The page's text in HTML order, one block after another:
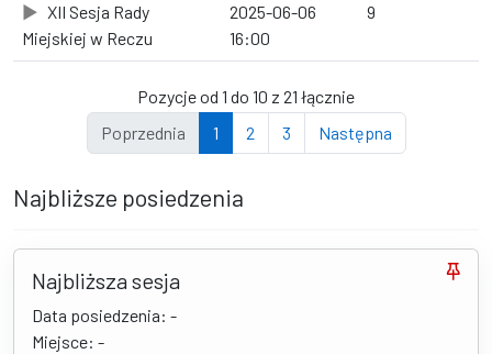
XII Sesja Rady
Miejskiej w Reczu
2025-06-06
16:00
9
Pozycje od 1 do 10 z 21 łącznie
Poprzednia
1 2 3 Następna
Najbliższe posiedzenia
Najbliższa sesja
Data posiedzenia: -
Miejsce: -